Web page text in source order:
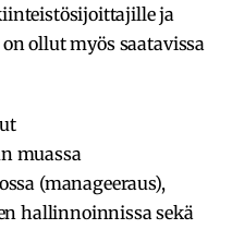
ja
ollut myös saatavissa
muassa
(manageeraus),
hallinnoinnissa sekä